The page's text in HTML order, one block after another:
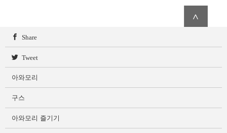
∧
Share
Tweet
아와모리
구스
아와모리 즐기기